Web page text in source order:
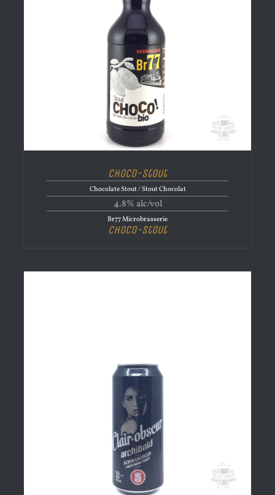
Choco-Stout
Chocolate Stout / Stout Chocolat
4.8% alc/vol
Br77 Microbrasserie
Choco-Stout